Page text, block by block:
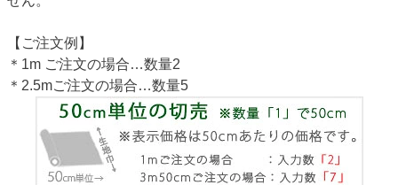
【ご注文例】
＊1m ご注文の場合…数量2
＊2.5mご注文の場合…数量5